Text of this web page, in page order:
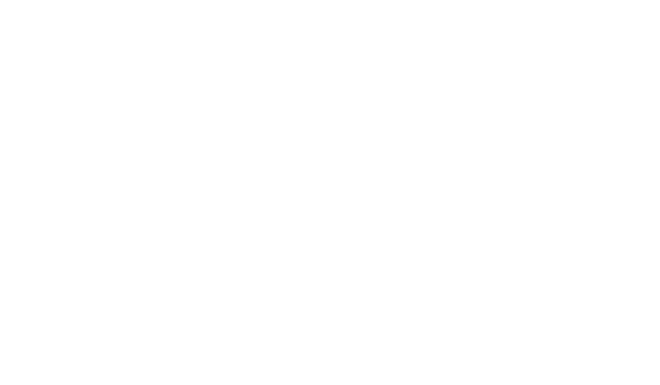
IFLS + EICI 2026 cierra una nueva edición con la mirada puesta en la